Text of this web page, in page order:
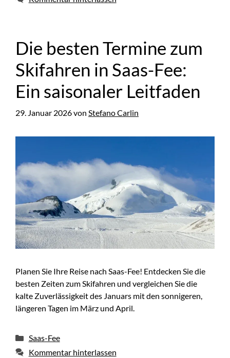
Die besten Termine zum
Skifahren in Saas-Fee:
Ein saisonaler Leitfaden
29. Januar 2026von Stefano Carlin
Planen Sie Ihre Reise nach Saas-Fee! Entdecken Sie die
besten Zeiten zum Skifahren und vergleichen Sie die
kalte Zuverlässigkeit des Januars mit den sonnigeren,
längeren Tagen im März und April.
Kategorien
Saas-Fee
Kommentar hinterlassen